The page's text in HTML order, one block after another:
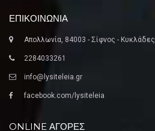
ΕΠΙΚΟΙΝΩΝΙΑ
Απολλωνία, 84003 - Σίφνος - Κυκλάδες
2284033261
info@lysiteleia.gr
facebook.com/lysiteleia
ONLINE ΑΓΟΡΕΣ